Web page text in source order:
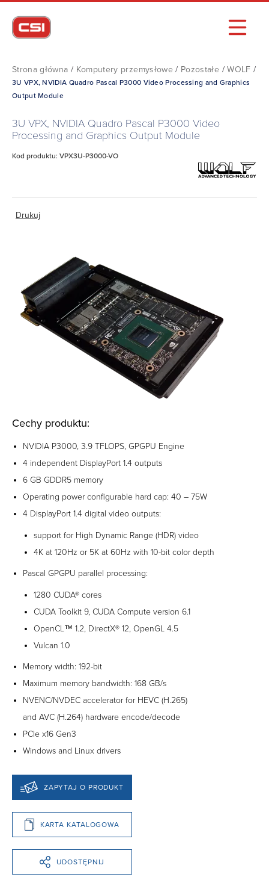
Strona główna / Komputery przemysłowe / Pozostałe /WOLF /
3U VPX, NVIDIA Quadro Pascal P3000 Video Processing and Graphics
Output Module
3U VPX, NVIDIA Quadro Pascal P3000 Video
Processing and Graphics Output Module
Kod produktu: VPX3U-P3000-VO
Drukuj
Cechy produktu:
NVIDIA P3000, 3.9 TFLOPS, GPGPU Engine
4 independent DisplayPort 1.4 outputs
6 GB GDDR5 memory
Operating power configurable hard cap: 40 – 75W
4 DisplayPort 1.4 digital video outputs:
support for High Dynamic Range (HDR) video
4K at 120Hz or 5K at 60Hz with 10-bit color depth
Pascal GPGPU parallel processing:
1280 CUDA® cores
CUDA Toolkit 9, CUDA Compute version 6.1
OpenCL™ 1.2, DirectX® 12, OpenGL 4.5
Vulcan 1.0
Memory width: 192-bit
Maximum memory bandwidth: 168 GB/s
NVENC/NVDEC accelerator for HEVC (H.265)
and AVC (H.264) hardware encode/decode
PCIe x16 Gen3
Windows and Linux drivers
ZAPYTAJ O PRODUKT
KARTA KATALOGOWA
UDOSTĘPNIJ